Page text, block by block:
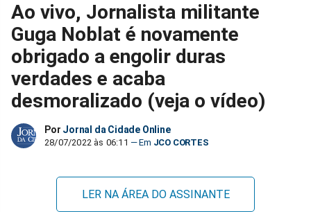
no
Facebook
no
Whatsapp
no
Twitter
no
Messenger
no
Telegram
Ao vivo, Jornalista militante
Guga Noblat é novamente
obrigado a engolir duras
verdades e acaba
desmoralizado (veja o vídeo)
Por Jornal da Cidade Online
28/07/2022 às 06:11 JCO CORTES
LER NA ÁREA DO ASSINANTE